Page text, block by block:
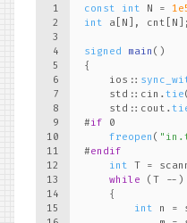
1
2
3
4
5
6
7
8
9
10
11
12
13
14
15
const int N =
int a[N], cnt[N];
signed main ()
{
    ios::
    std::cin.
tie(
    std::cout.
#if 0
freopen (
#endif
int T =
while (T --)
    {
int n =